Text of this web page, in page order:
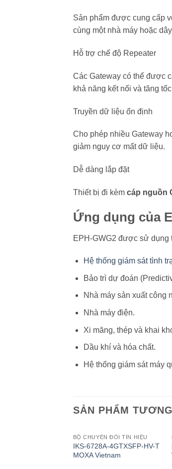
Sản phẩm được cung cấp
cùng một nhà máy hoặc
Hỗ trợ chế độ Repeater
Các Gateway có thể được
khả năng kết nối và tăng
Truyền dữ liệu ổn định
Cho phép nhiều Gateway
giảm nguy cơ mất dữ liệu.
Dễ dàng lắp đặt
Thiết bị đi kèm cáp nguồn
Ứng dụng của
EPH-GWG2 được sử dụng
Hệ thống giám sát tình
Bảo trì dự đoán
Nhà máy sản xuất công
Nhà máy điện.
Xi măng, thép và khai
Dầu khí và hóa chất.
Hệ thống giám sát máy
SẢN PHẨM
BỘ CHUYỂN ĐỔI TÍN HIỆU
IKS-6728A-4GTXSFP-HV-T
MOXA Vietnam